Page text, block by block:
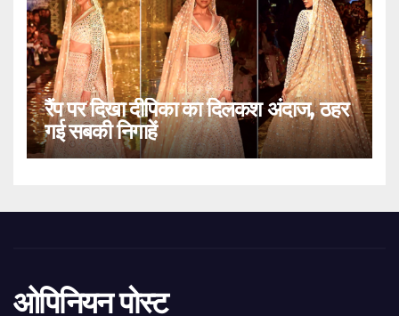
रैंप पर दिखा दीपिका का दिलकश अंदाज, ठहर
गई सबकी निगाहें
ओपिनियन पोस्ट